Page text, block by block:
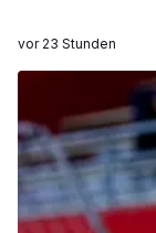
vor 23 Stunden